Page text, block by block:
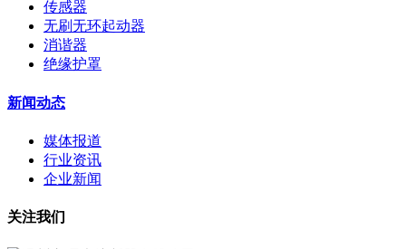
传感器
无刷无环起动器
消谐器
绝缘护罩
新闻动态
媒体报道
行业资讯
企业新闻
关注我们